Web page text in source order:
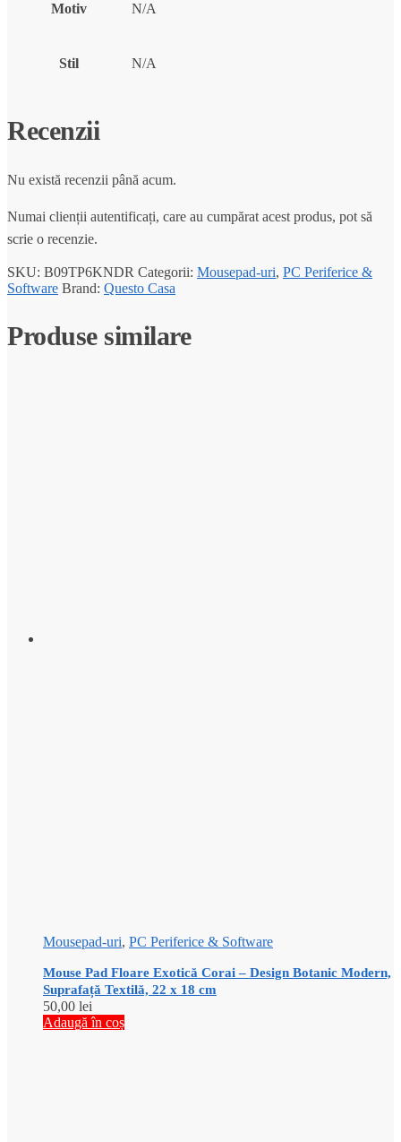
Motiv N/A
Stil N/A
Recenzii
Nu există recenzii până acum.
Numai clienții autentificați, care au cumpărat acest produs, pot să
scrie o recenzie.
SKU: B09TP6KNDR Categorii: Mousepad-uri, PC Periferice &
Software Brand: Questo Casa
Produse similare
Mousepad-uri, PC Periferice & Software
Mouse Pad Floare Exotică Corai – Design Botanic Modern,
Suprafață Textilă, 22 x 18 cm
50,00 lei
Adaugă în coș